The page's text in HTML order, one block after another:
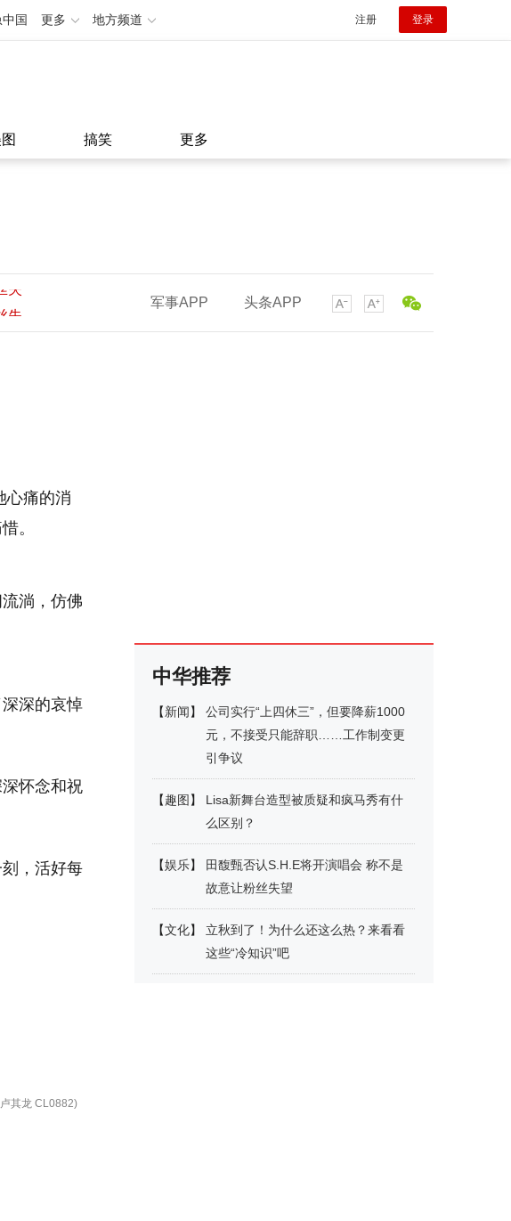
国 更多 地方频道 注册 登录
搞笑 更多
失
军事APP 头条APP
心痛的消
。
淌，仿佛
深的哀悼
怀念和祝
，活好每
卢其龙 CL0882)
中华推荐
【新闻】
公司实行“上四休三”，但要降薪1000
元，不接受只能辞职……工作制变更
引争议
【趣图 】
Lisa新舞台造型被质疑和疯马秀有什
么区别？
【娱乐】
田馥甄否认S.H.E将开演唱会 称不是
故意让粉丝失望
【文化】
立秋到了！为什么还这么热？来看看
这些“冷知识”吧